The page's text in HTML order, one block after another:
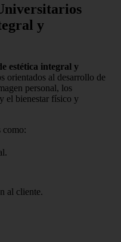
y
estética integral y
orientados al desarrollo de
personal, los
el bienestar físico y
como:
al cliente.